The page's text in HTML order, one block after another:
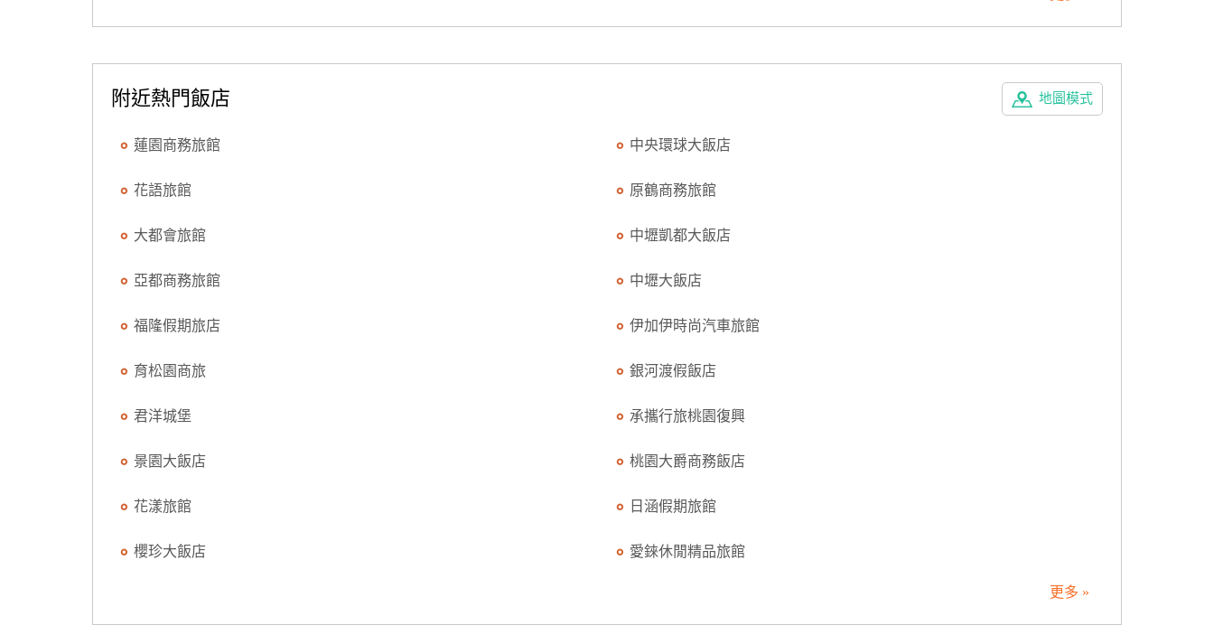
地圖模式
附近熱門飯店
蓮園商務旅館 中央環球大飯店
花語旅館 原鶴商務旅館
大都會旅館 中壢凱都大飯店
亞都商務旅館 中壢大飯店
福隆假期旅店 伊加伊時尚汽車旅館
育松園商旅 銀河渡假飯店
君洋城堡 承攜行旅桃園復興
景園大飯店 桃園大爵商務飯店
花漾旅館 日涵假期旅館
櫻珍大飯店 愛錸休閒精品旅館
更多 »